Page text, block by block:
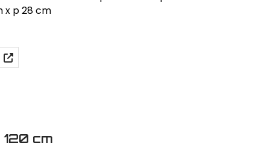
x p 28 cm
120 cm